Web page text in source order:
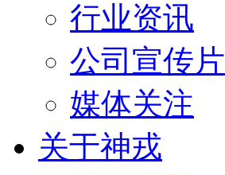
行业资讯
公司宣传片
媒体关注
关于神戎